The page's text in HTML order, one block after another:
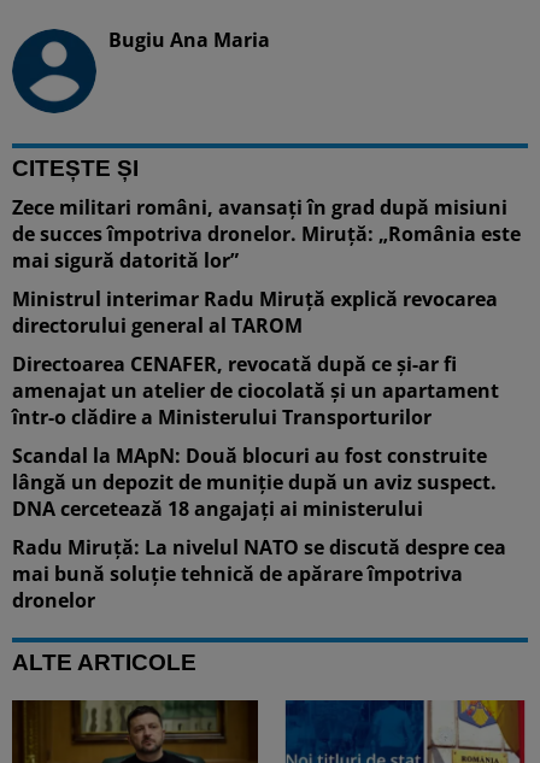
Bugiu ⁠Ana Maria
CITEȘTE ȘI
Zece militari români, avansați în grad după misiuni
de succes împotriva dronelor. Miruță: „România este
mai sigură datorită lor”
Ministrul interimar Radu Miruță explică revocarea
directorului general al TAROM
Directoarea CENAFER, revocată după ce și-ar fi
amenajat un atelier de ciocolată și un apartament
într-o clădire a Ministerului Transporturilor
Scandal la MApN: Două blocuri au fost construite
lângă un depozit de muniție după un aviz suspect.
DNA cercetează 18 angajați ai ministerului
Radu Miruță: La nivelul NATO se discută despre cea
mai bună soluție tehnică de apărare împotriva
dronelor
ALTE ARTICOLE